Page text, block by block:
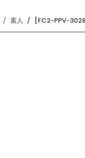
素人 [FC2-PPV-